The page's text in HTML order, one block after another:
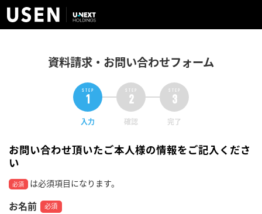
資料請求・お問い合わせフォーム
入力 確認 完了
お問い合わせ頂いたご本人様の情報をご記入くださ
い
必須 は必須項目になります。
お名前 必須